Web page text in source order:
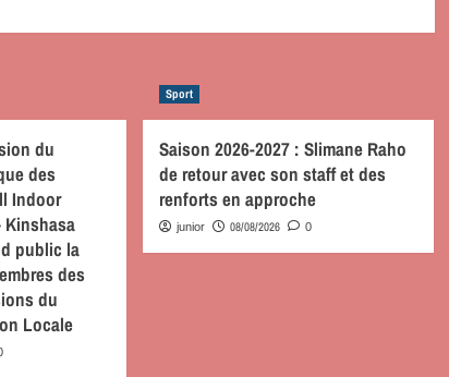
du
des
Indoor
Kinshasa
public la
des
du
Locale
Sport
Saison 2026-2027 : Slimane Raho
de retour avec son staff et des
renforts en approche
junior 08/08/2026 0